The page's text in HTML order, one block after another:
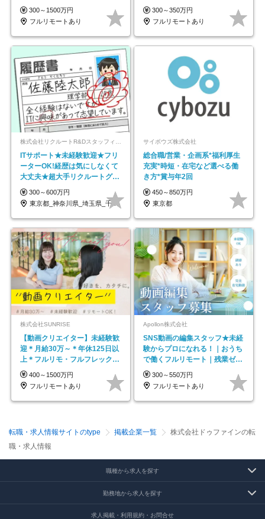
円～／年休130日以上
300～1500万円
フルリモートあり
｜副業OK
300～350万円
フルリモートあり
株式会社リクルートR&Dスタッフィング【リクルートグループ】
ITサポート★未経験歓迎★フリ
ーターOK!経歴は気にしなくて
大丈夫★超大手リクルートグル
ープの正社員/sg
300～600万円
東京都_神奈川県_埼玉県_千葉県_大阪府…
サイボウズ株式会社
総合職/営業・企画系*福利厚生
充実*時短・在宅など選べる働
き方*賞与年2回
450～850万円
東京都
株式会社SUNRISE
【動画クリエイター】未経験歓
迎＊月給30万～＊年休125日以
上＊フルリモ・フルフレックス
◆10名の採用が決定◆
400～1500万円
フルリモートあり
Apollon株式会社
SNS動画の編集スタッフ★未経
験からプロになれる！｜おうち
で働くフルリモート｜残業ゼロ
で18時退勤◎
300～550万円
フルリモートあり
転職・求人情報サイトのtype 掲載企業一覧
株式会社ドゥファインの転
職・求人情報
職種から求人を探す
勤務地から求人を探す
求人掲載・利用規約・お問合せ